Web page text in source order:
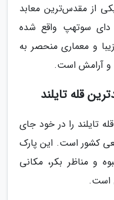
از مقدس‌ترین معابد
دای سوتهپ واقع شده
و معماری منحصر به
و آرامش است.
قله تایلند
تایلند را در خود جای
کشور است. این پارک
و مناظر بکر، مکانی
است.